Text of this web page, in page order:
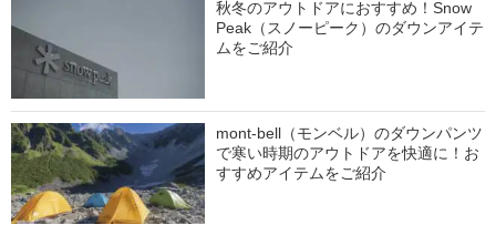
秋冬のアウトドアにおすすめ！Snow
Peak（スノーピーク）のダウンアイテ
ムをご紹介
mont-bell（モンベル）のダウンパンツ
で寒い時期のアウトドアを快適に！お
すすめアイテムをご紹介